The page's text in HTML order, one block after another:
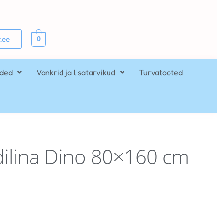
0
Vankrid ja lisatarvikud Turvatooted
Dino 80×160 cm